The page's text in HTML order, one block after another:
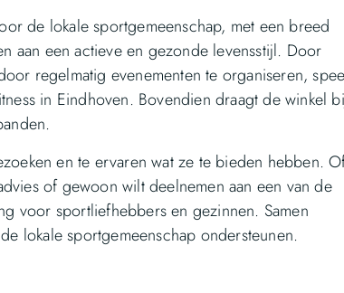
de lokale sportgemeenschap, met een breed
aan een actieve en gezonde levensstijl. Door
regelmatig evenementen te organiseren,
in Eindhoven. Bovendien draagt de winkel
en te ervaren wat ze te bieden hebben.
of gewoon wilt deelnemen aan een van de
voor sportliefhebbers en gezinnen. Samen
lokale sportgemeenschap ondersteunen.